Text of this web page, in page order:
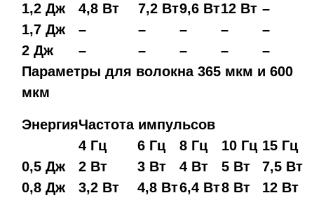
1,2 Дж
4,8 Вт 7,2 Вт9,6 Вт12 Вт –
1,7 Дж
– – – –
–
2 Дж
– – – –
–
Параметры для волокна 365 мкм и 600
мкм
ЭнергияЧастота импульсов
4 Гц
6 Гц 8 Гц 10 Гц 15 Гц
0,5 Дж
2 Вт 3 Вт 4 Вт 5 Вт
7,5 Вт
0,8 Дж
3,2 Вт 4,8 Вт6,4 Вт8 Вт
12 Вт